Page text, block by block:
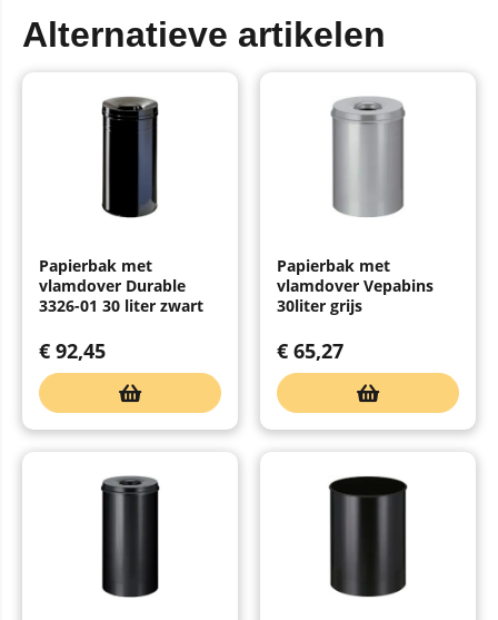
Alternatieve artikelen
Papierbak met
vlamdover Durable
3326-01 30 liter zwart
€ 92,45
Papierbak met
vlamdover Vepabins
30liter grijs
€ 65,27